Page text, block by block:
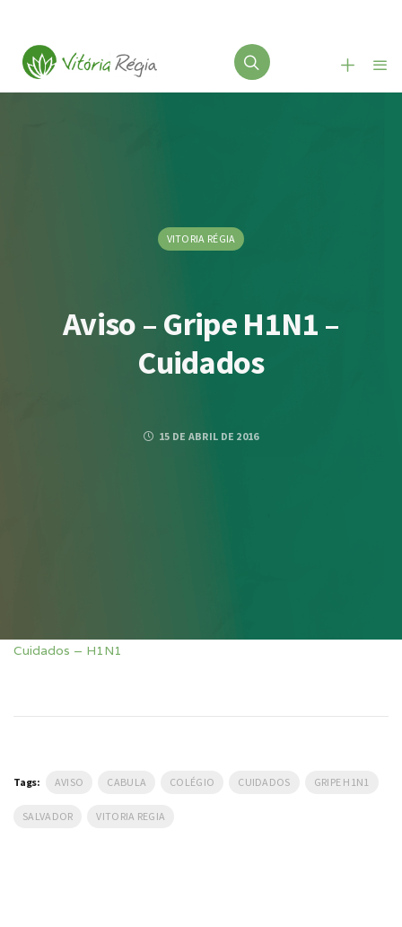
VITORIA RÉGIA
Aviso – Gripe H1N1 –
Cuidados
15 DE ABRIL DE 2016
Cuidados – H1N1
Tags: AVISO CABULA COLÉGIO CUIDADOS GRIPE H1N1
SALVADOR VITORIA REGIA